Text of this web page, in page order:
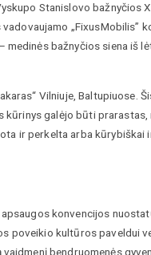
Stanislovo bažnyčios
„FixusMobilis”
bažnyčios siena iš
Vilniuje, Baltupiuose.
kūrinys galėjo būti prarastas,
ir perkelta arba kūrybiškai
konvencijos
poveikio kultūros paveldui
bendruomenės